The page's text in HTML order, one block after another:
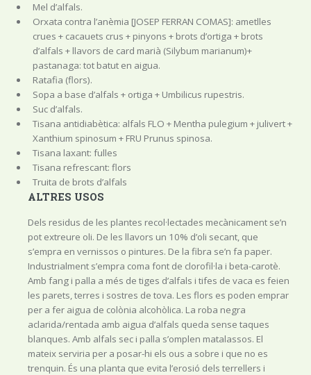
Mel d’alfals.
Orxata contra l’anèmia [JOSEP FERRAN COMAS]: ametlles
crues + cacauets crus + pinyons + brots d’ortiga + brots
d’alfals + llavors de card marià (Silybum marianum)+
pastanaga: tot batut en aigua.
Ratafia (flors).
Sopa a base d’alfals + ortiga + Umbilicus rupestris.
Suc d’alfals.
Tisana antidiabètica: alfals FLO + Mentha pulegium + julivert +
Xanthium spinosum + FRU Prunus spinosa.
Tisana laxant: fulles
Tisana refrescant: flors
Truita de brots d’alfals
ALTRES USOS
Dels residus de les plantes recol·lectades mecànicament se’n
pot extreure oli. De les llavors un 10% d’oli secant, que
s’empra en vernissos o pintures. De la fibra se’n fa paper.
Industrialment s’empra coma font de clorofil·la i beta-carotè.
Amb fang i palla a més de tiges d’alfals i tifes de vaca es feien
les parets, terres i sostres de tova. Les flors es poden emprar
per a fer aigua de colònia alcohòlica. La roba negra
aclarida/rentada amb aigua d’alfals queda sense taques
blanques. Amb alfals sec i palla s’omplen matalassos. El
mateix serviria per a posar-hi els ous a sobre i que no es
trenquin. És una planta que evita l’erosió dels terrellers i